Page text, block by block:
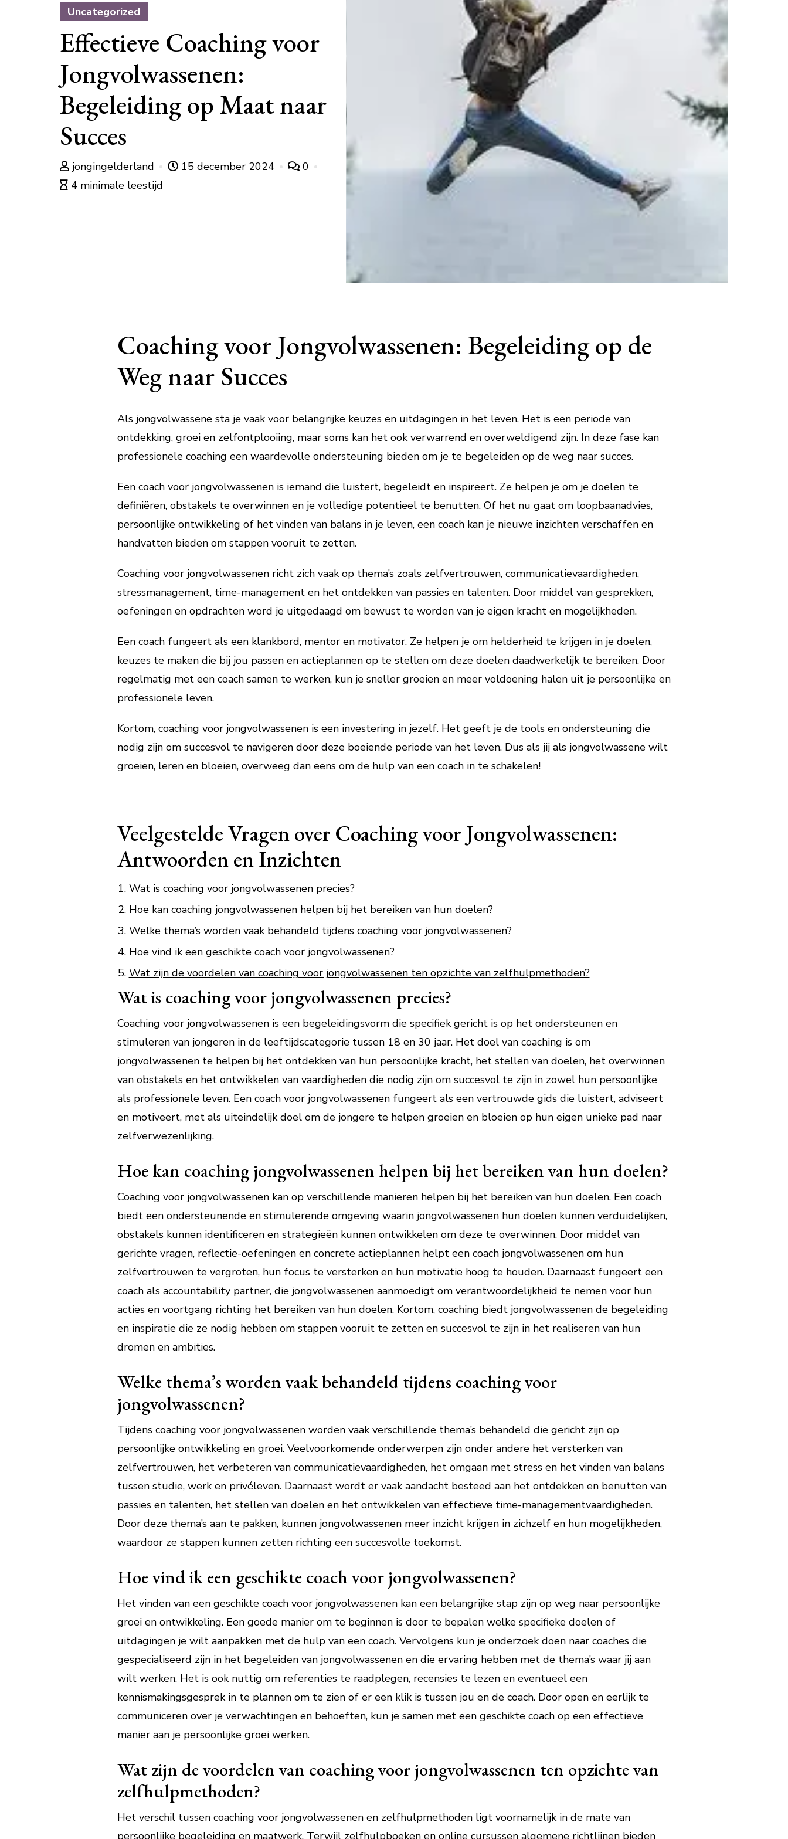
Uncategorized
Effectieve Coaching voor
Jongvolwassenen:
Begeleiding op Maat naar
Succes
jongingelderland 15 december 2024
0
4 minimale leestijd
Coaching voor Jongvolwassenen: Begeleiding op de
Weg naar Succes
Als jongvolwassene sta je vaak voor belangrijke keuzes en uitdagingen in het leven. Het is een periode van
ontdekking, groei en zelfontplooiing, maar soms kan het ook verwarrend en overweldigend zijn. In deze fase kan
professionele coaching een waardevolle ondersteuning bieden om je te begeleiden op de weg naar succes.
Een coach voor jongvolwassenen is iemand die luistert, begeleidt en inspireert. Ze helpen je om je doelen te
definiëren, obstakels te overwinnen en je volledige potentieel te benutten. Of het nu gaat om loopbaanadvies,
persoonlijke ontwikkeling of het vinden van balans in je leven, een coach kan je nieuwe inzichten verschaffen en
handvatten bieden om stappen vooruit te zetten.
Coaching voor jongvolwassenen richt zich vaak op thema’s zoals zelfvertrouwen, communicatievaardigheden,
stressmanagement, time-management en het ontdekken van passies en talenten. Door middel van gesprekken,
oefeningen en opdrachten word je uitgedaagd om bewust te worden van je eigen kracht en mogelijkheden.
Een coach fungeert als een klankbord, mentor en motivator. Ze helpen je om helderheid te krijgen in je doelen,
keuzes te maken die bij jou passen en actieplannen op te stellen om deze doelen daadwerkelijk te bereiken. Door
regelmatig met een coach samen te werken, kun je sneller groeien en meer voldoening halen uit je persoonlijke en
professionele leven.
Kortom, coaching voor jongvolwassenen is een investering in jezelf. Het geeft je de tools en ondersteuning die
nodig zijn om succesvol te navigeren door deze boeiende periode van het leven. Dus als jij als jongvolwassene wilt
groeien, leren en bloeien, overweeg dan eens om de hulp van een coach in te schakelen!
Veelgestelde Vragen over Coaching voor Jongvolwassenen:
Antwoorden en Inzichten
Wat is coaching voor jongvolwassenen precies?
Hoe kan coaching jongvolwassenen helpen bij het bereiken van hun doelen?
Welke thema’s worden vaak behandeld tijdens coaching voor jongvolwassenen?
Hoe vind ik een geschikte coach voor jongvolwassenen?
Wat zijn de voordelen van coaching voor jongvolwassenen ten opzichte van zelfhulpmethoden?
Wat is coaching voor jongvolwassenen precies?
Coaching voor jongvolwassenen is een begeleidingsvorm die specifiek gericht is op het ondersteunen en
stimuleren van jongeren in de leeftijdscategorie tussen 18 en 30 jaar. Het doel van coaching is om
jongvolwassenen te helpen bij het ontdekken van hun persoonlijke kracht, het stellen van doelen, het overwinnen
van obstakels en het ontwikkelen van vaardigheden die nodig zijn om succesvol te zijn in zowel hun persoonlijke
als professionele leven. Een coach voor jongvolwassenen fungeert als een vertrouwde gids die luistert, adviseert
en motiveert, met als uiteindelijk doel om de jongere te helpen groeien en bloeien op hun eigen unieke pad naar
zelfverwezenlijking.
Hoe kan coaching jongvolwassenen helpen bij het bereiken van hun doelen?
Coaching voor jongvolwassenen kan op verschillende manieren helpen bij het bereiken van hun doelen. Een coach
biedt een ondersteunende en stimulerende omgeving waarin jongvolwassenen hun doelen kunnen verduidelijken,
obstakels kunnen identificeren en strategieën kunnen ontwikkelen om deze te overwinnen. Door middel van
gerichte vragen, reflectie-oefeningen en concrete actieplannen helpt een coach jongvolwassenen om hun
zelfvertrouwen te vergroten, hun focus te versterken en hun motivatie hoog te houden. Daarnaast fungeert een
coach als accountability partner, die jongvolwassenen aanmoedigt om verantwoordelijkheid te nemen voor hun
acties en voortgang richting het bereiken van hun doelen. Kortom, coaching biedt jongvolwassenen de begeleiding
en inspiratie die ze nodig hebben om stappen vooruit te zetten en succesvol te zijn in het realiseren van hun
dromen en ambities.
Welke thema’s worden vaak behandeld tijdens coaching voor
jongvolwassenen?
Tijdens coaching voor jongvolwassenen worden vaak verschillende thema’s behandeld die gericht zijn op
persoonlijke ontwikkeling en groei. Veelvoorkomende onderwerpen zijn onder andere het versterken van
zelfvertrouwen, het verbeteren van communicatievaardigheden, het omgaan met stress en het vinden van balans
tussen studie, werk en privéleven. Daarnaast wordt er vaak aandacht besteed aan het ontdekken en benutten van
passies en talenten, het stellen van doelen en het ontwikkelen van effectieve time-managementvaardigheden.
Door deze thema’s aan te pakken, kunnen jongvolwassenen meer inzicht krijgen in zichzelf en hun mogelijkheden,
waardoor ze stappen kunnen zetten richting een succesvolle toekomst.
Hoe vind ik een geschikte coach voor jongvolwassenen?
Het vinden van een geschikte coach voor jongvolwassenen kan een belangrijke stap zijn op weg naar persoonlijke
groei en ontwikkeling. Een goede manier om te beginnen is door te bepalen welke specifieke doelen of
uitdagingen je wilt aanpakken met de hulp van een coach. Vervolgens kun je onderzoek doen naar coaches die
gespecialiseerd zijn in het begeleiden van jongvolwassenen en die ervaring hebben met de thema’s waar jij aan
wilt werken. Het is ook nuttig om referenties te raadplegen, recensies te lezen en eventueel een
kennismakingsgesprek in te plannen om te zien of er een klik is tussen jou en de coach. Door open en eerlijk te
communiceren over je verwachtingen en behoeften, kun je samen met een geschikte coach op een effectieve
manier aan je persoonlijke groei werken.
Wat zijn de voordelen van coaching voor jongvolwassenen ten opzichte van
zelfhulpmethoden?
Het verschil tussen coaching voor jongvolwassenen en zelfhulpmethoden ligt voornamelijk in de mate van
persoonlijke begeleiding en maatwerk. Terwijl zelfhulpboeken en online cursussen algemene richtlijnen bieden